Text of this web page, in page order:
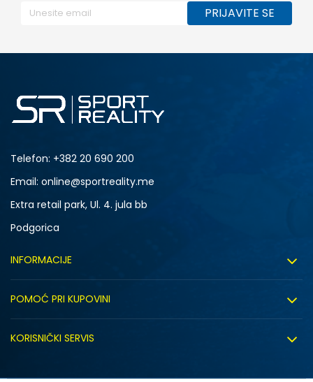
PRIJAVITE SE
Telefon: +382 20 690 200
Email: online@sportreality.me
Extra retail park, Ul. 4. jula bb
Podgorica
INFORMACIJE
Zapošljavanje
POMOĆ PRI KUPOVINI
Kako kupiti
KORISNIČKI SERVIS